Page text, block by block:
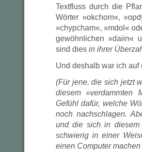
Textfluss durch die
Wörter »okchom«,
»chypcham«, »mdol«
gewöhnlichen »daiin«
sind dies in ihrer
Und deshalb war ich auf
(Für jene, die sich jetzt
diesem »verdammten
Gefühl dafür, welche
noch nachschlagen.
und die sich in diesem
schwierig in einer
einen Computer